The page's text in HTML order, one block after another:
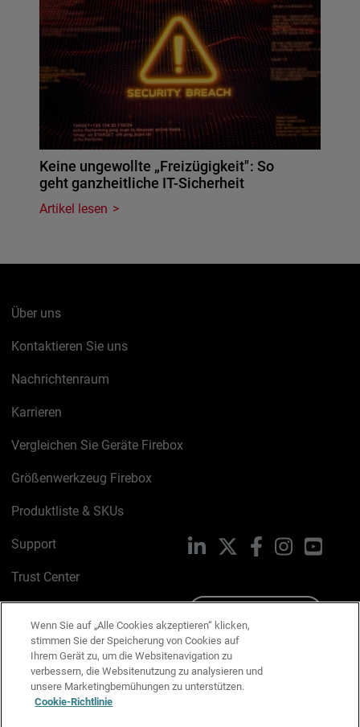
Keine ungewollte „Freizügigkeit": So
geht ganzheitliche IT-Sicherheit
Artikel lesen
Über uns
Kontaktieren Sie uns
Nachrichtenraum
Karrieren
Vergleichen Sie Geräte Firebox
Größenwerkzeug Firebox
Produktliste & SKUs
Support
Trust Center
Cookie-Richtlinie
Datenschutzrichtlinie
Media & Brand Kit
LinkedIn FacebookInstagram
Wenn Sie auf „Alle Cookies akzeptieren“ klicken,
stimmen Sie der Speicherung von Cookies auf
Ihrem Gerät zu, um die Websitenavigation zu
verbessern, die Websitenutzung zu analysieren und
unsere Marketingbemühungen zu unterstützen.
Cookie-Richtlinie